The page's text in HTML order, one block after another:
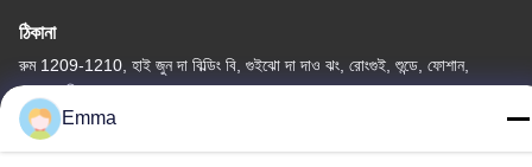
ঠিকানা
রুম 1209-1210, হাই জুন দা বিল্ডিং বি, গুইঝো দা দাও ঝং, রোংগুই, শুন্ডে, ফোশান,
গুয়াংডং, চীন
টেল
Emma